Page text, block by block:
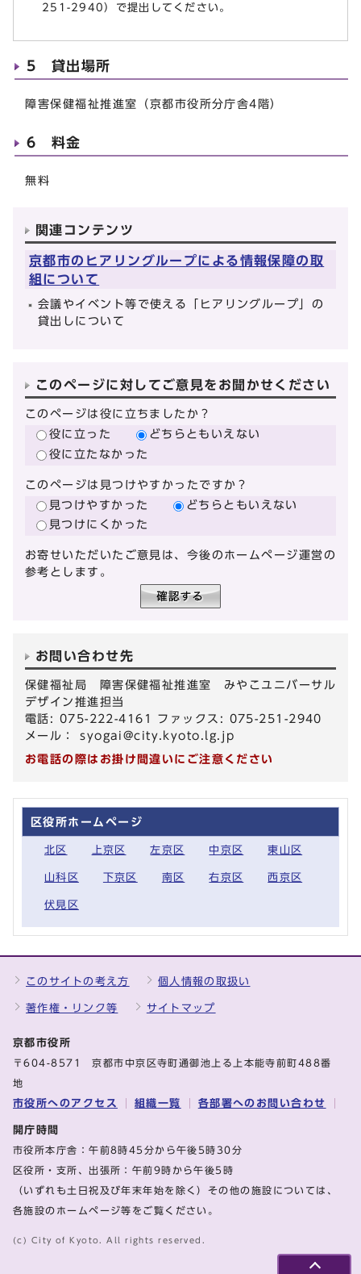
251-2940）で提出してください。
5 貸出場所
障害保健福祉推進室（京都市役所分庁舎4階）
6 料金
無料
関連コンテンツ
京都市のヒアリングループによる情報保障の取
組について
会議やイベント等で使える「ヒアリングループ」の
貸出しについて
このページに対してご意見をお聞かせください
このページは役に立ちましたか？
役に立った
どちらともいえない
役に立たなかった
このページは見つけやすかったですか？
見つけやすかった
どちらともいえない
見つけにくかった
お寄せいただいたご意見は、今後のホームページ運営の
参考とします。
お問い合わせ先
保健福祉局 障害保健福祉推進室 みやこユニバーサル
デザイン推進担当
電話: 075-222-4161 ファックス: 075-251-2940
メール：syogai@city.kyoto.lg.jp
お電話の際はお掛け間違いにご注意ください
区役所ホームページ
北区 上京区 左京区 中京区 東山区
山科区 下京区 南区 右京区 西京区
伏見区
このサイトの考え方 個人情報の取扱い
著作権・リンク等 サイトマップ
京都市役所
〒604-8571 京都市中京区寺町通御池上る上本能寺前町488番
地
市役所へのアクセス 組織一覧 各部署へのお問い合わせ
開庁時間
市役所本庁舎：午前8時45分から午後5時30分
区役所・支所、出張所：午前9時から午後5時
（いずれも土日祝及び年末年始を除く）その他の施設については、
各施設のホームページ等をご覧ください。
(c) City of Kyoto. All rights reserved.